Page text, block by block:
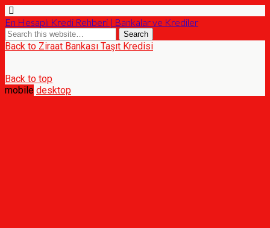
En Hesaplı Kredi Rehberi | Bankalar ve Krediler
Back to Ziraat Bankası Taşıt Kredisi
Back to top
mobile desktop